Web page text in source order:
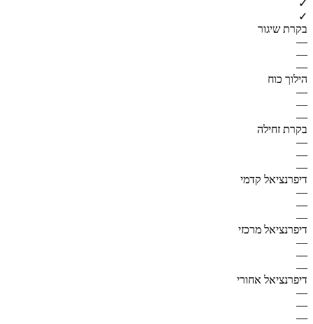
✓
✓
בקרת שיגור
—
—
—
הילוך כוח
—
—
—
בקרת זחילה
—
—
—
דיפרנציאל קדמי
—
—
—
דיפרנציאל מרכזי
—
—
—
דיפרנציאל אחורי
—
—
—